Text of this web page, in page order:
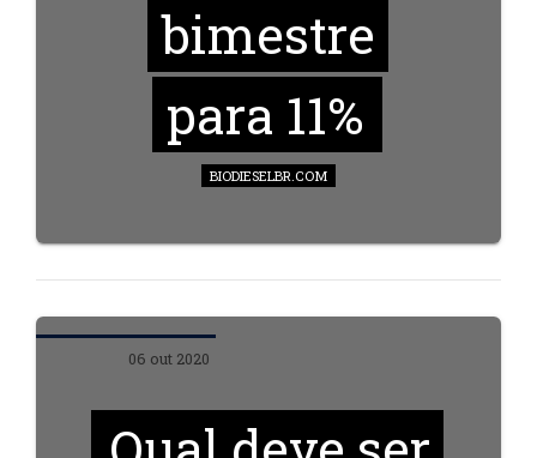
bimestre
para 11%
BIODIESELBR.COM
06 out 2020